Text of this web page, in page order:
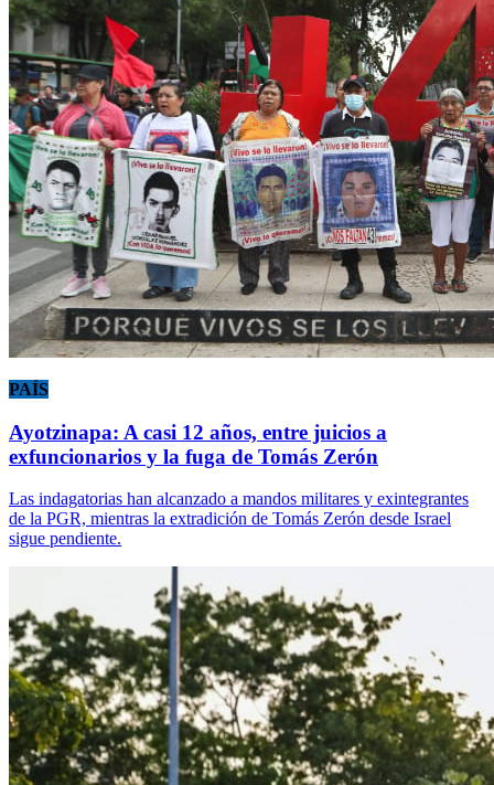
PAÍS
Ayotzinapa: A casi 12 años, entre juicios a
exfuncionarios y la fuga de Tomás Zerón
Las indagatorias han alcanzado a mandos militares y exintegrantes
de la PGR, mientras la extradición de Tomás Zerón desde Israel
sigue pendiente.